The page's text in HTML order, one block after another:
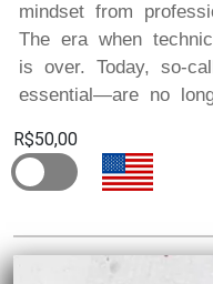
mindset from
The era when
is over. Today, so-
essential—are no
R$50,00